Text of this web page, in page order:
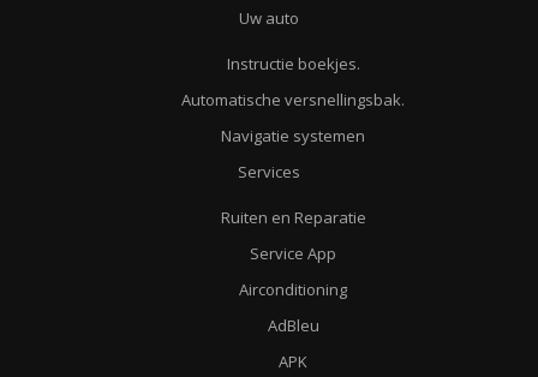
Uw auto
Instructie boekjes.
Automatische versnellingsbak.
Navigatie systemen
Services
Ruiten en Reparatie
Service App
Airconditioning
AdBleu
APK